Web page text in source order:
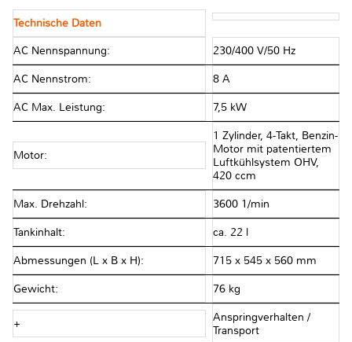
Technische Daten
AC Nennspannung: 230/400 V/50 Hz
AC Nennstrom: 8 A
AC Max. Leistung: 7,5 kW
Motor:
1 Zylinder, 4-Takt, Benzin-
Motor mit patentiertem
Luftkühlsystem OHV,
420 ccm
Max. Drehzahl: 3600 1/min
Tankinhalt: ca. 22 l
Abmessungen (L x B x H): 715 x 545 x 560 mm
Gewicht: 76 kg
+
Anspringverhalten /
Transport